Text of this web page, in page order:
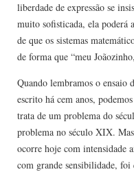
liberdade de expressão se
muito sofisticada, ela poderá
de que os sistemas
de forma que “meu
Quando lembramos o
escrito há cem anos,
trata de um problema do
problema no século XIX.
ocorre hoje com intensidade
com grande sensibilidade, foi